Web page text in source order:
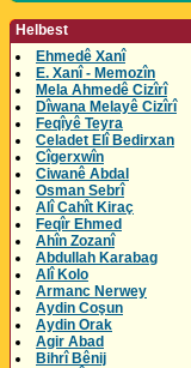
Helbest
Ehmedê Xanî
E. Xanî - Memozîn
Mela Ahmedê Cizîrî
Dîwana Melayê Cizîrî
Feqîyê Teyra
Celadet Elî Bedirxan
Cîgerxwîn
Ciwanê Abdal
Osman Sebrî
Alî Cahît Kiraç
Feqîr Ehmed
Ahîn Zozanî
Abdullah Karabag
Alî Kolo
Armanc Nerwey
Aydin Coşun
Aydin Orak
Agir Abad
Bihrî Bênij